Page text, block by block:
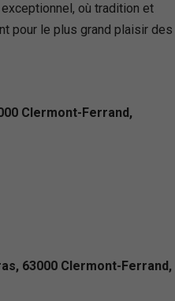
exceptionnel, où tradition et
pour le plus grand plaisir des
Clermont-Ferrand,
63000 Clermont-Ferrand,